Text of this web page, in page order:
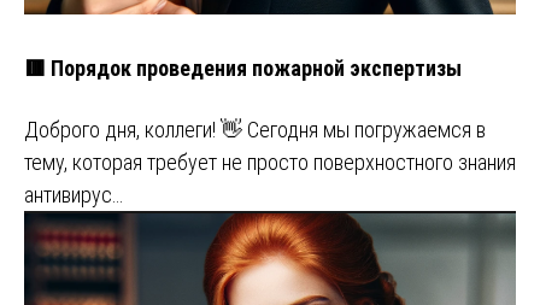
🟥 Порядок проведения пожарной экспертизы
Доброго дня, коллеги! 👋 Сегодня мы погружаемся в
тему, которая требует не просто поверхностного знания
антивирус…